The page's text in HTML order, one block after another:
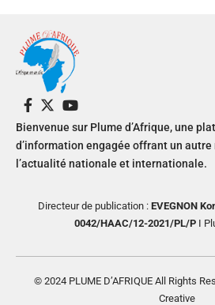
Bienvenue sur Plume d’Afrique, une
d’information engagée offrant un autre
l’actualité nationale et internationale.
Directeur de publication : EVEGNON
0042/HAAC/12-2021/PL/PI
© 2024 PLUME D’AFRIQUE All Rights
Creative